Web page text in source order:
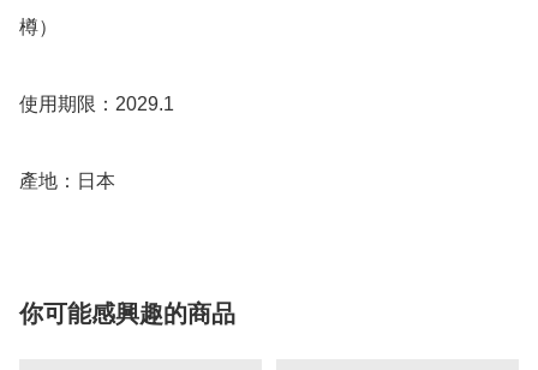
樽）
使用期限：2029.1
你可能感興趣的商品